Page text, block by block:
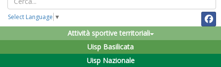
Select Language ▼
Attività sportive territoriali
Uisp Basilicata
Uisp Nazionale